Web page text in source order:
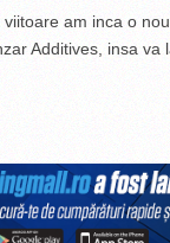
am inca o
Additives, insa